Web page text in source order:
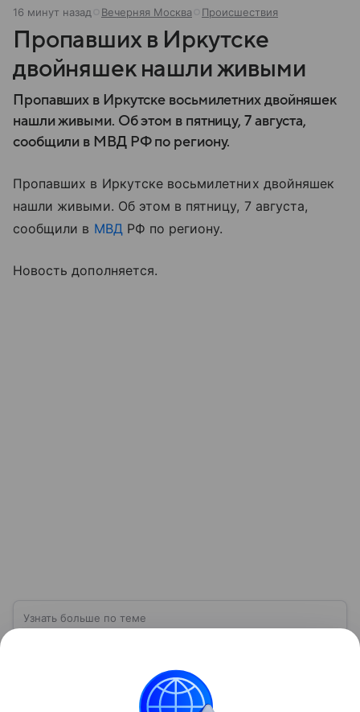
16 минут назад Вечерняя Москва Происшествия
Пропавших в Иркутске
двойняшек нашли живыми
Пропавших в Иркутске восьмилетних двойняшек
нашли живыми. Об этом в пятницу, 7 августа,
сообщили в МВД РФ по региону.
Пропавших в Иркутске восьмилетних двойняшек
нашли живыми. Об этом в пятницу, 7 августа,
сообщили в МВДРФ по региону.
Новость дополняется.
Узнать больше по теме
Министерство внутренних дел Российской
Федерации — федеральный орган исполнительной
власти, отвечающий за охрану общественного